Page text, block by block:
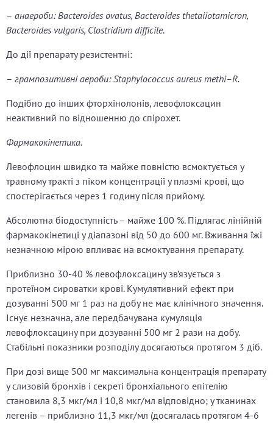
– анаероби: Bacteroides ovatus, Bacteroides thetaiiotamicron,
Bacteroides vulgaris, Clostridium difficile.
До дії препарату резистентні:
– грампозитивні аероби: Staphylococcus aureus methi–R.
Подібно до інших фторхінолонів, левофлоксацин
неактивний по відношенню до спірохет.
Фармакокінетика.
Левофлоцин швидко та майже повністю всмоктується у
травному тракті з піком концентрації у плазмі крові, що
спостерігається через 1 годину після прийому.
Абсолютна біодоступність – майже 100 %. Підлягає лінійній
фармакокінетиці у діапазоні від 50 до 600 мг. Вживання їжі
незначною мірою впливає на всмоктування препарату.
Приблизно 30-40 % левофлоксацину зв’язується з
протеїном сироватки крові. Кумулятивний ефект при
дозуванні 500 мг 1 раз на добу не має клінічного значення.
Існує незначна, але передбачувана кумуляція
левофлоксацину при дозуванні 500 мг 2 рази на добу.
Стабільні показники розподілу досягаються протягом 3 діб.
При дозі вище 500 мг максимальна концентрація препарату
у слизовій бронхів і секреті бронхіального епітелію
становила 8,3 мкг/мл і 10,8 мкг/мл відповідно; у тканинах
легенів – приблизно 11,3 мкг/мл (досягалась протягом 4-6